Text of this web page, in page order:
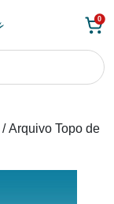
0
/ Arquivo Topo de